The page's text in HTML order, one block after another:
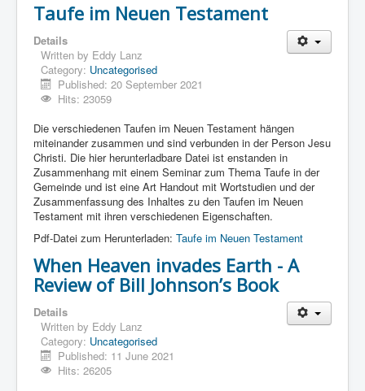
Taufe im Neuen Testament
Details
Written by Eddy Lanz
Category: Uncategorised
Published: 20 September 2021
Hits: 23059
Die verschiedenen Taufen im Neuen Testament hängen
miteinander zusammen und sind verbunden in der Person Jesu
Christi. Die hier herunterladbare Datei ist enstanden in
Zusammenhang mit einem Seminar zum Thema Taufe in der
Gemeinde und ist eine Art Handout mit Wortstudien und der
Zusammenfassung des Inhaltes zu den Taufen im Neuen
Testament mit ihren verschiedenen Eigenschaften.
Pdf-Datei zum Herunterladen: Taufe im Neuen Testament
When Heaven invades Earth - A
Review of Bill Johnson’s Book
Details
Written by Eddy Lanz
Category: Uncategorised
Published: 11 June 2021
Hits: 26205